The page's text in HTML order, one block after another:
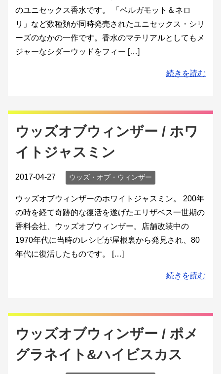
のユニセックス香水です。 「ベルガモット＆ネロ
リ」など数種類が同時発売されたユニセックス・シリ
ーズのなかの一作です。香水のマテリアルとしてもメ
ジャーなシダーウッドをフィー […]
続きを読む
ウッズオブウィンザー / ホワ
イトジャスミン
2017-04-27 ウッズ・オブ・ウィンザー
ウッズオブウィンザーのホワイトジャスミン。 200年
の時を経て奇跡的な復活を遂げたエリザベス一世期の
香料会社、ウッズオブウィンザー。店舗改装中の
1970年代に当時のレシピが屋根裏から発見され、80
年代に復活したものです。 […]
続きを読む
ウッズオブウィンザー / ポメ
グラネイト&ハイビスカス